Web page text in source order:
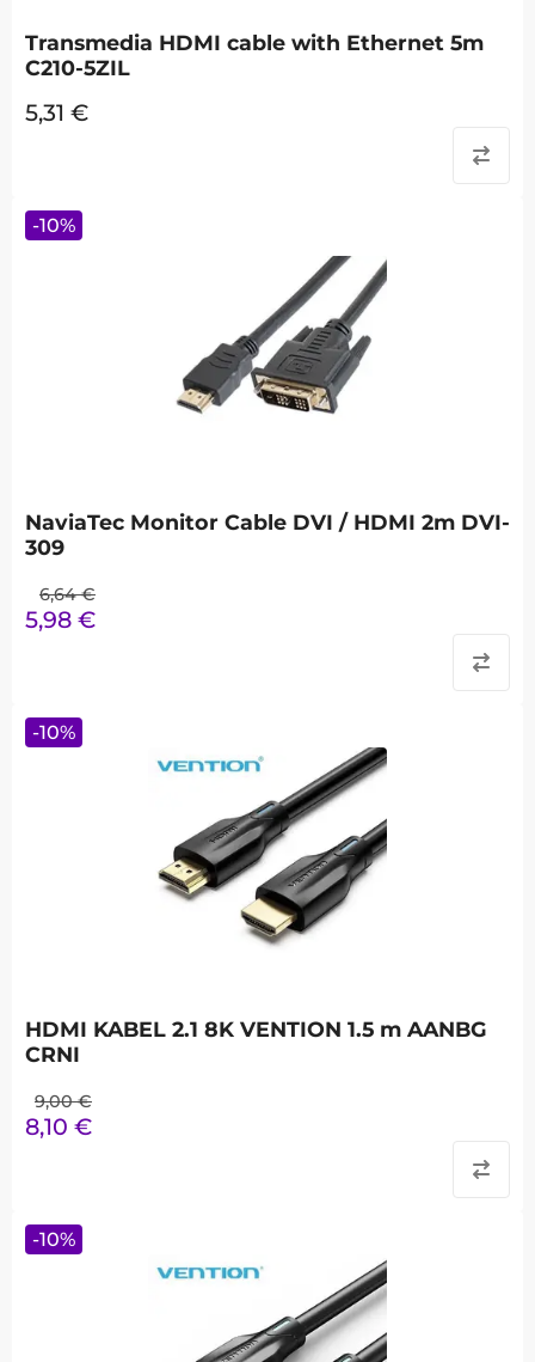
Transmedia HDMI cable with Ethernet 5m
C210-5ZIL
5,31 €
NaviaTec Monitor Cable DVI / HDMI 2m DVI-
309
6,64 €
5,98 €
-10%
HDMI KABEL 2.1 8K VENTION 1.5 m AANBG
CRNI
9,00 €
8,10 €
-10%
-10%